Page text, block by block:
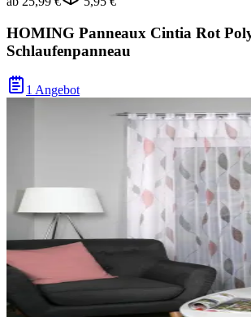
HOMING Panneaux Cintia Rot
Schlaufenpanneau
1 Angebot